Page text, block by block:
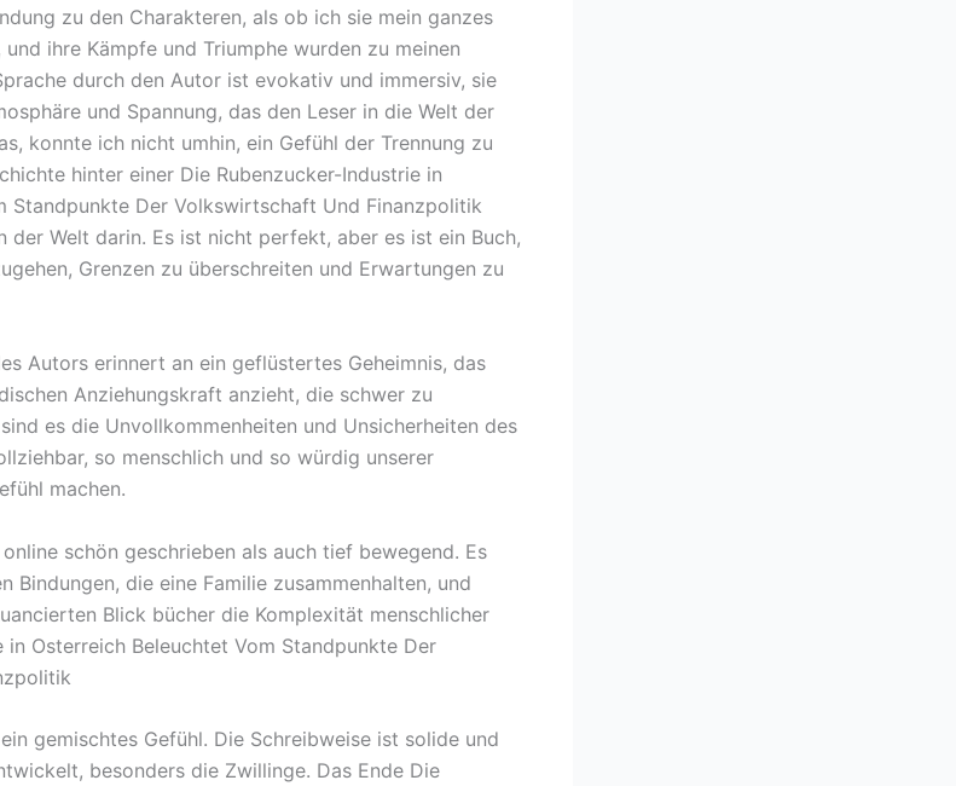
zu den Charakteren, als ob ich sie mein ganzes
ihre Kämpfe und Triumphe wurden zu meinen
durch den Autor ist evokativ und immersiv, sie
und Spannung, das den Leser in die Welt der
konnte ich nicht umhin, ein Gefühl der Trennung zu
hinter einer Die Rubenzucker-Industrie in
Standpunkte Der Volkswirtschaft Und Finanzpolitik
der Welt darin. Es ist nicht perfekt, aber es ist ein Buch,
Grenzen zu überschreiten und Erwartungen zu
Autors erinnert an ein geflüstertes Geheimnis, das
Anziehungskraft anzieht, die schwer zu
es die Unvollkommenheiten und Unsicherheiten des
so menschlich und so würdig unserer
machen.
schön geschrieben als auch tief bewegend. Es
die eine Familie zusammenhalten, und
Blick bücher die Komplexität menschlicher
in Osterreich Beleuchtet Vom Standpunkte Der
gemischtes Gefühl. Die Schreibweise ist solide und
besonders die Zwillinge. Das Ende Die